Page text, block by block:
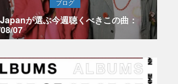
ブログ
が選ぶ今週聴くべきこの曲：
07